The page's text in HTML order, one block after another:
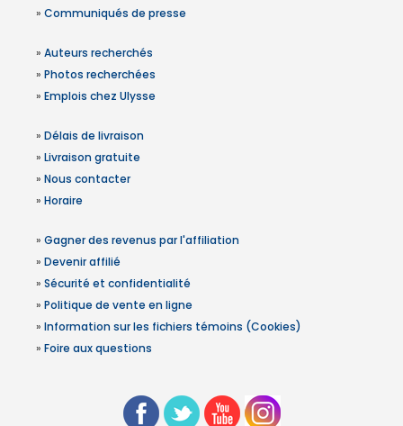
» Communiqués de presse
» Auteurs recherchés
» Photos recherchées
» Emplois chez Ulysse
» Délais de livraison
» Livraison gratuite
» Nous contacter
» Horaire
» Gagner des revenus par l'affiliation
» Devenir affilié
» Sécurité et confidentialité
» Politique de vente en ligne
» Information sur les fichiers témoins (Cookies)
» Foire aux questions